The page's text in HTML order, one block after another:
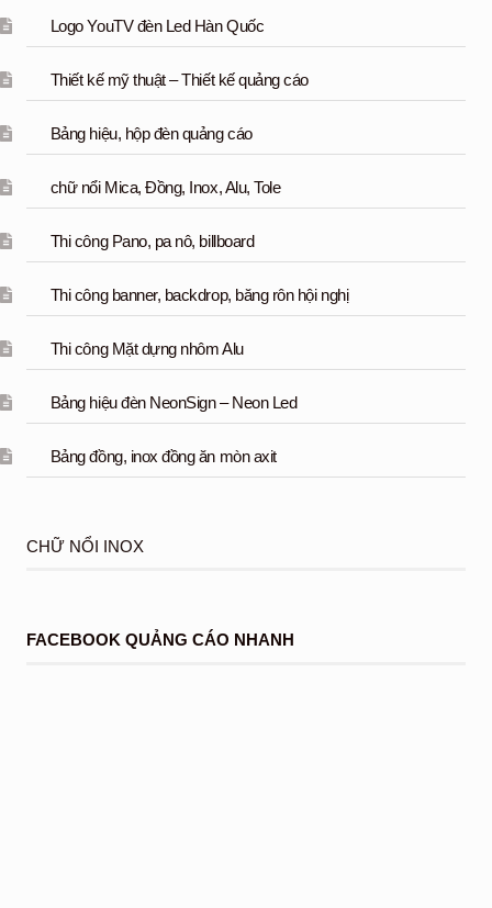
Logo YouTV đèn Led Hàn Quốc
Thiết kế mỹ thuật – Thiết kế quảng cáo
Bảng hiệu, hộp đèn quảng cáo
chữ nổi Mica, Đồng, Inox, Alu, Tole
Thi công Pano, pa nô, billboard
Thi công banner, backdrop, băng rôn hội nghị
Thi công Mặt dựng nhôm Alu
Bảng hiệu đèn NeonSign – Neon Led
Bảng đồng, inox đồng ăn mòn axit
CHỮ NỔI INOX
FACEBOOK QUẢNG CÁO NHANH